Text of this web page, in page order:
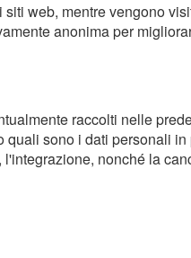
web, mentre vengono
anonima per
raccolti nelle
sono i dati personali
nonché la